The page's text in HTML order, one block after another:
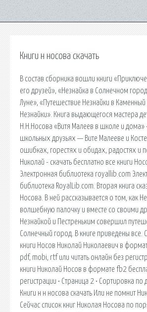
Книги н носова скачать
В состав сборника вошли книги
его друзей», «Незнайка в Солнечном
Луне», «Путешествие Незнайки в
Незнайки». Книга выдающегося мастера
Н.Н.Носова «Витя Малеев в школе и дома»
школьных друзьях — Вите Малееве и
ошибках, горестях и обидах, радостях и
Николай - скачать бесплатно все книги
Электронная библиотека royallib.com
библиотека RoyalLib.com. Вторая книга
Носова. В ней рассказывается о том, как
волшебную палочку и вместе со своими
Незнайкой и Пестреньким совершил
Солнечный город. В книге приведены все.
книги Носов Николай Николаевич в
pdf, mobi, rtf или читать онлайн без
книги Николай Носов в формате fb2
регистрации • Страница 2 • Сортировка по
Книги н н носова скачать Или не помнит
Сейчас список книг Николая Носова по